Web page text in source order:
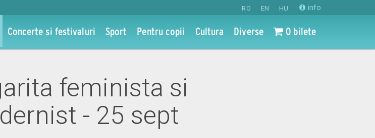
RO EN HU info
Concerte si festivaluri Sport Pentru copii Cultura Diverse 0 bilete
feminista si
- 25 sept